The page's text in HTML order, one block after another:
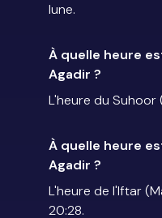
lune.
À quelle heure
Agadir ?
L'heure du Suhoor
À quelle heure
Agadir ?
L'heure de l'Iftar
20:28.